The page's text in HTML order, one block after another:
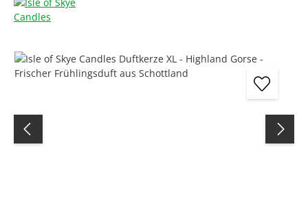
Bildergalerie überspringen